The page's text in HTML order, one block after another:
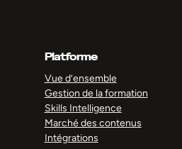
Platforme
Vue d’ensemble
Gestion de la formation
Skills Intelligence
Marché des contenus
Intégrations